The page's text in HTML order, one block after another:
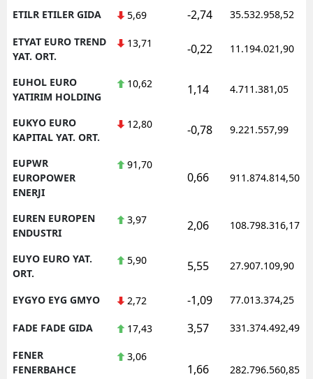
ETILR ETILER GIDA 5,69 -2,74 35.532.958,52
ETYAT EURO TREND
YAT. ORT.
13,71 -0,22 11.194.021,90
EUHOL EURO
YATIRIM HOLDING
10,62 1,14 4.711.381,05
EUKYO EURO
KAPITAL YAT. ORT.
12,80 -0,78 9.221.557,99
EUPWR
EUROPOWER
ENERJI
91,70
0,66 911.874.814,50
EUREN EUROPEN
ENDUSTRI
3,97 2,06 108.798.316,17
EUYO EURO YAT.
ORT.
5,90 5,55 27.907.109,90
EYGYO EYG GMYO 2,72 -1,09 77.013.374,25
FADE FADE GIDA 17,43 3,57 331.374.492,49
FENER
FENERBAHCE
3,06
1,66 282.796.560,85